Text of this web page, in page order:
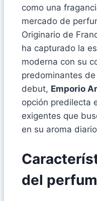
como una
mercado de
Originario de
ha capturado la
moderna con su
predominantes
debut, Emporio
opción predilecta
exigentes que
en su aroma
del